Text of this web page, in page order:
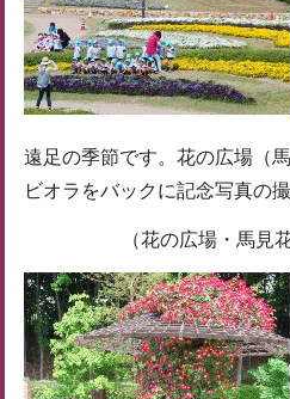
遠足の季節です。花の広場（
ビオラをバックに記念写真の
（花の広場・馬見